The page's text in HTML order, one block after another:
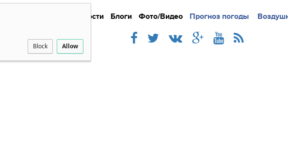
Block Allow
Новости Блоги Фото/Видео Прогноз погоды
Подробно Новости